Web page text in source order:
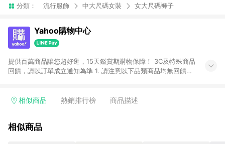
分類： 流行服飾 中大尺碼女裝 女大尺碼褲子
Yahoo購物中心
提供百萬商品讓您超好逛，15天鑑賞期購物保障！ 3C及特殊商品
回饋，請以訂單成立通知為準 1. 請注意以下品類商品均無回饋：
電玩/遊戲/相機/單眼/鏡頭/拍立得 [2024/6/1起適用] -內接硬
的購回饋活動享Yahoo超贈點回饋者 - 購物中心商店之商品：商
相似商品 熱銷排行榜 商品描述
相似商品